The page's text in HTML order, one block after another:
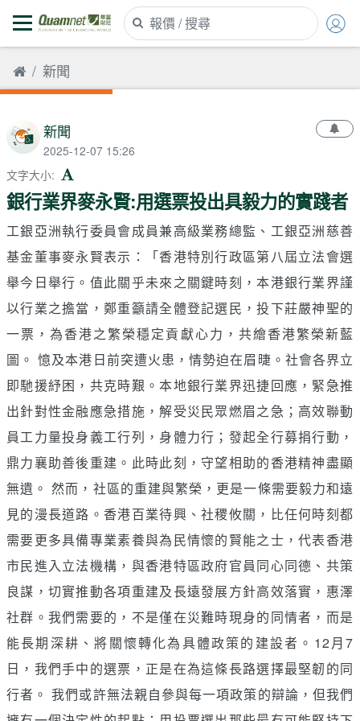
新聞
新聞
2025-12-07 15:26
文字大小:
銀行業界麥永賢:用選票投出具毅力的實踐者
工銀亞洲執行委員會成員兼高級業務總監、工銀亞洲慈善
基金董事麥永賢表示：「香港特別行政區第八屆立法會選
舉今日舉行。值此關乎未來之關鍵時刻，本港銀行業界謹
以行業之擔當，鄭重籲請全體登記選民，投下莊嚴神聖的
一票，為香港之繁榮穩定貢獻心力，共繪香港繁榮新藍
圖。 憶及本港日前突遭火患，情勢迫在眉㫸。社會各界立
即馳援紓困，共克時艱。本地銀行業界迅捷回應，緊急推
出針對性金融應急措施，解受災民眾燃眉之急；高效聯動
員工力量投身義工行列，身體力行；發起全行募捐行動，
鼎力襄助善後重建。此時此刻，守望相助的香港精神盡顯
無遺。 然而，社區的重建與繁榮，更是一條需要毅力和遠
見的漫長道路。香港百業待興、社稷攸關，比任何時刻都
需要更多具備專業素養與為民情懷的賢能之士，代表香港
市民進入立法機構，與香港特區政府官員同心同德、共策
良謀，切實推動各項重建及長遠發展方針高效落實，惠澤
社群。我們需要的，不是僅在災難時現身的同情者，而是
能長期深耕、將關懷轉化為具體政策的建設者。12月7
日，我們手中的選票，正是在為這條長路選擇最堅韌的同
行者。 我們或許無法親自參與每一項政策的辯論，但我們